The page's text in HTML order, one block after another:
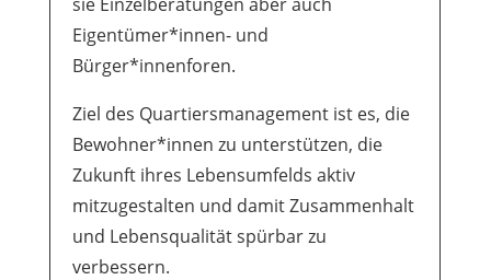
Eigentümer*innen- und
Bürger*innenforen.
Ziel des Quartiersmanagement ist es, die
Bewohner*innen zu unterstützen, die
Zukunft ihres Lebensumfelds aktiv
mitzugestalten und damit Zusammenhalt
und Lebensqualität spürbar zu
verbessern.